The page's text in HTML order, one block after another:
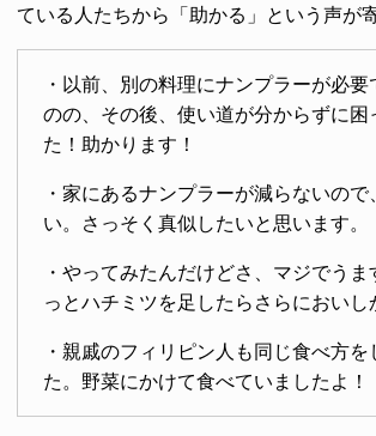
ている人たちから「助かる」という声が
・以前、別の料理にナンプラーが必要
のの、その後、使い道が分からずに困
た！助かります！
・家にあるナンプラーが減らないので
い。さっそく真似したいと思います。
・やってみたんだけどさ、マジでうま
っとハチミツを足したらさらにおいし
・親戚のフィリピン人も同じ食べ方を
た。野菜にかけて食べていましたよ！